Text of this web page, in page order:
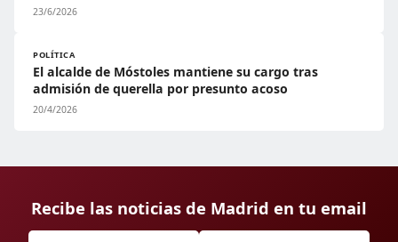
23/6/2026
POLÍTICA
El alcalde de Móstoles mantiene su cargo tras
admisión de querella por presunto acoso
20/4/2026
Recibe las noticias de Madrid en tu email